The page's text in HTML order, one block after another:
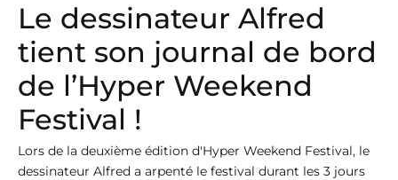
Le dessinateur Alfred
tient son journal de bord
de l’Hyper Weekend
Festival !
Lors de la deuxième édition d'Hyper Weekend Festival, le
dessinateur Alfred a arpenté le festival durant les 3 jours